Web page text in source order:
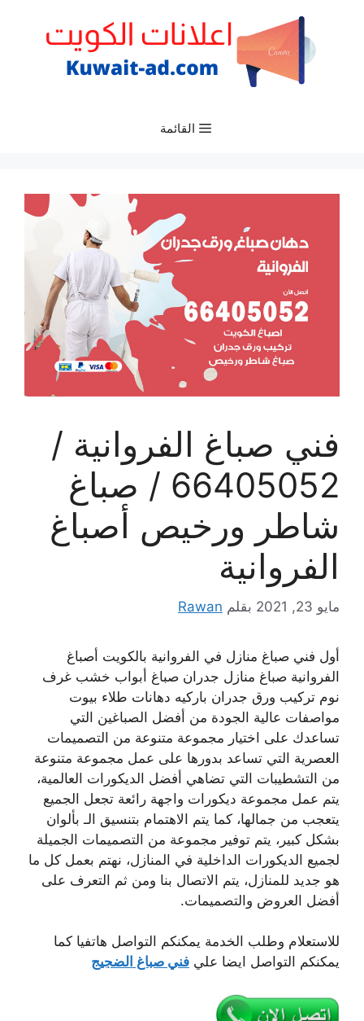
القائمة
فني صباغ الفروانية /
66405052 / صباغ
شاطر ورخيص أصباغ
الفروانية
مايو 23, 2021 بقلم Rawan
أول فني صباغ منازل في الفروانية بالكويت أصباغ
الفروانية صباغ منازل جدران صباغ أبواب خشب غرف
نوم تركيب ورق جدران باركيه دهانات طلاء بيوت
مواصفات عالية الجودة من أفضل الصباغين التي
تساعدك على اختيار مجموعة متنوعة من التصميمات
العصرية التي تساعد بدورها على عمل مجموعة متنوعة
من التشطيبات التي تضاهي أفضل الديكورات العالمية،
يتم عمل مجموعة ديكورات واجهة رائعة تجعل الجميع
يتعجب من جمالها، كما يتم الاهتمام بتنسيق الـ بألوان
بشكل كبير، يتم توفير مجموعة من التصميمات الجميلة
لجميع الديكورات الداخلية في المنازل، نهتم بعمل كل ما
هو جديد للمنازل، يتم الاتصال بنا ومن ثم التعرف على
أفضل العروض والتصميمات.
للاستعلام وطلب الخدمة يمكنكم التواصل هاتفيا كما
يمكنكم التواصل ايضا علي فني صباغ الضجيج